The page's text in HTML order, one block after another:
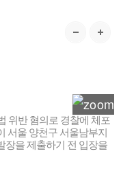
위반 혐의로 경찰에 체포
서울 양천구 서울남부지
장을 제출하기 전 입장을